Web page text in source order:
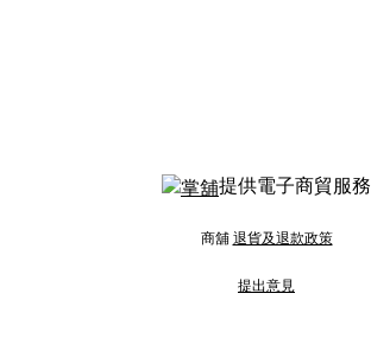
提供電子商貿服務
商舖 退貨及退款政策
提出意見